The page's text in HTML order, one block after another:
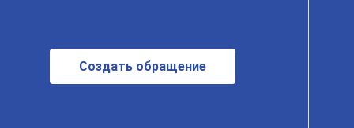
Создать обращение